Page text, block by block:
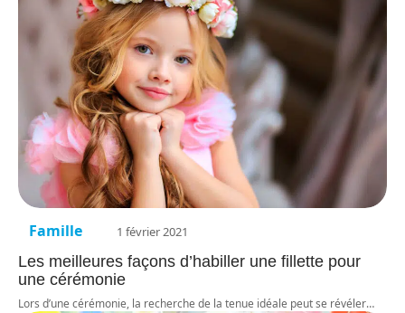
Famille 1 février 2021
Les meilleures façons d’habiller une fillette pour
une cérémonie
Lors d’une cérémonie, la recherche de la tenue idéale peut se révéler…